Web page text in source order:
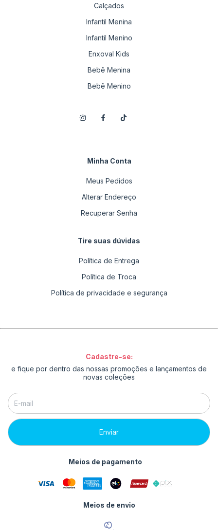
Calçados
Infantil Menina
Infantil Menino
Enxoval Kids
Bebê Menina
Bebê Menino
Minha Conta
Meus Pedidos
Alterar Endereço
Recuperar Senha
Tire suas dúvidas
Política de Entrega
Política de Troca
Política de privacidade e segurança
Cadastre-se:
e fique por dentro das nossas promoções e lançamentos de
novas coleções
Meios de pagamento
Meios de envio